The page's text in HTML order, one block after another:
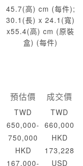
45.7(高) cm (每件);
30.1(長) x 24.1(寬)
x55.4(高) cm (原裝
盒) (每件)
預估價
TWD
650,000-
750,000
HKD
167,000-
成交價
TWD
660,000
HKD
173,228
USD